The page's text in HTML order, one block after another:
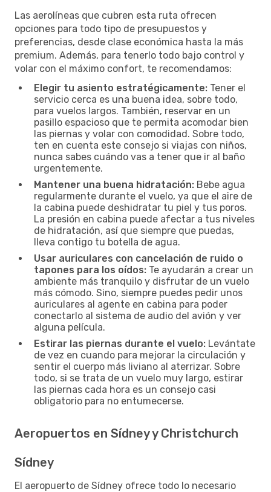
Las aerolíneas que cubren esta ruta ofrecen
opciones para todo tipo de presupuestos y
preferencias, desde clase económica hasta la más
premium. Además, para tenerlo todo bajo control y
volar con el máximo confort, te recomendamos:
Elegir tu asiento estratégicamente: Tener el
servicio cerca es una buena idea, sobre todo,
para vuelos largos. También, reservar en un
pasillo espacioso que te permita acomodar bien
las piernas y volar con comodidad. Sobre todo,
ten en cuenta este consejo si viajas con niños,
nunca sabes cuándo vas a tener que ir al baño
urgentemente.
Mantener una buena hidratación: Bebe agua
regularmente durante el vuelo, ya que el aire de
la cabina puede deshidratar tu piel y tus poros.
La presión en cabina puede afectar a tus niveles
de hidratación, así que siempre que puedas,
lleva contigo tu botella de agua.
Usar auriculares con cancelación de ruido o
tapones para los oídos: Te ayudarán a crear un
ambiente más tranquilo y disfrutar de un vuelo
más cómodo. Sino, siempre puedes pedir unos
auriculares al agente en cabina para poder
conectarlo al sistema de audio del avión y ver
alguna película.
Estirar las piernas durante el vuelo: Levántate
de vez en cuando para mejorar la circulación y
sentir el cuerpo más liviano al aterrizar. Sobre
todo, si se trata de un vuelo muy largo, estirar
las piernas cada hora es un consejo casi
obligatorio para no entumecerse.
Aeropuertos en Sídney y Christchurch
Sídney
El aeropuerto de Sídney ofrece todo lo necesario